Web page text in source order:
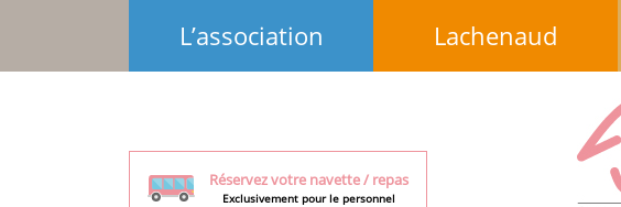
L’association Lachenaud
Réservez votre navette / repas
Exclusivement pour le personnel